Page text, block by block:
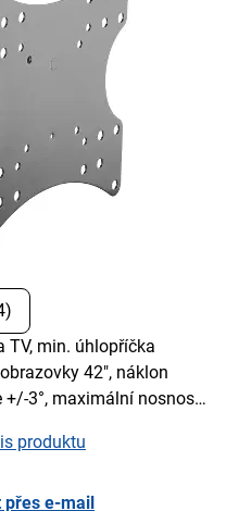
TV, min. úhlopříčka
42", náklon
+/-3°, maximální nosnost
produktu
přes e-mail